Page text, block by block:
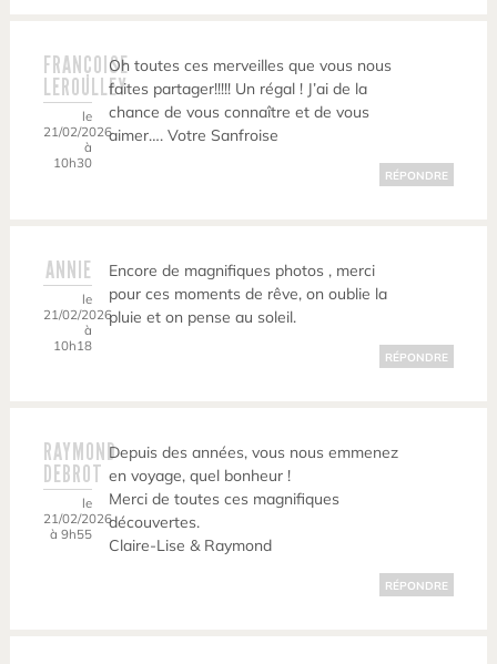
FRANÇOISE
LEROULLEY
le
21/02/2026
à
10h30
Oh toutes ces merveilles que vous nous
faites partager!!!!! Un régal ! J’ai de la
chance de vous connaître et de vous
aimer…. Votre Sanfroise
RÉPONDRE
ANNIE
le
21/02/2026
à
10h18
Encore de magnifiques photos , merci
pour ces moments de rêve, on oublie la
pluie et on pense au soleil.
RÉPONDRE
RAYMOND
DEBROT
le
21/02/2026
à 9h55
Depuis des années, vous nous emmenez
en voyage, quel bonheur !
Merci de toutes ces magnifiques
découvertes.
Claire-Lise & Raymond
RÉPONDRE